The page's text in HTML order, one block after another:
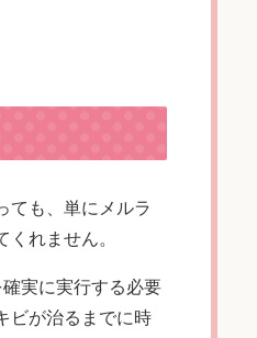
ても、単にメルラ
れません。
実に実行する必要
ビが治るまでに時